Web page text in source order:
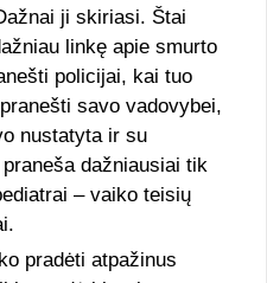
ji skiriasi. Štai
linkę apie smurto
policijai, kai tuo
savo vadovybei,
nustatyta ir su
dažniausiai tik
– vaiko teisių
pradėti atpažinus